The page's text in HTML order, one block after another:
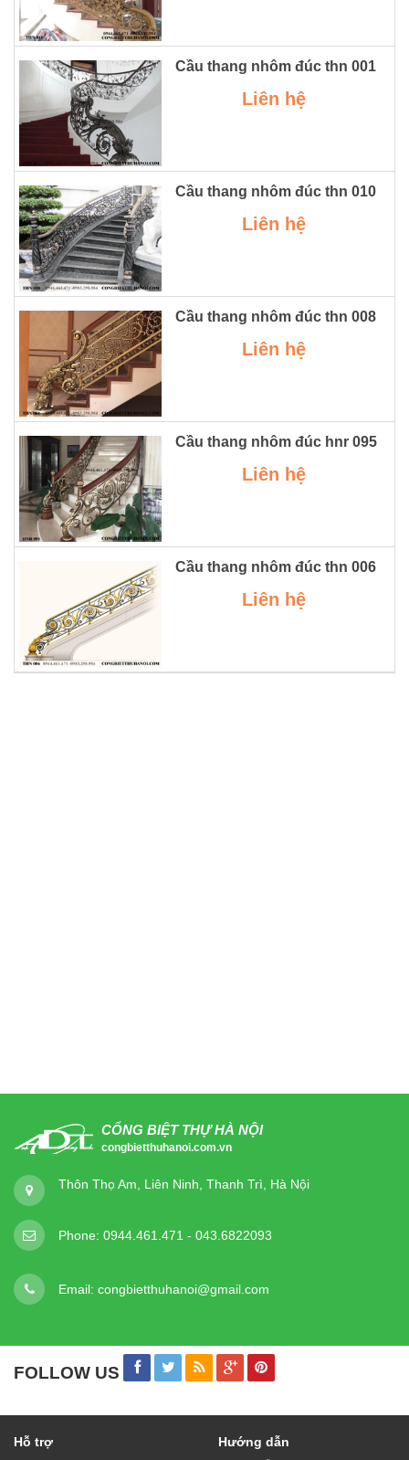
Cầu thang nhôm đúc thn 001
Liên hệ
Cầu thang nhôm đúc thn 010
Liên hệ
Cầu thang nhôm đúc thn 008
Liên hệ
Cầu thang nhôm đúc hnr 095
Liên hệ
Cầu thang nhôm đúc thn 006
Liên hệ
CỔNG BIỆT THỰ HÀ NỘI
congbietthuhanoi.com.vn
Thôn Thọ Am, Liên Ninh, Thanh Trì, Hà Nội
Phone: 0944.461.471 - 043.6822093
Email: congbietthuhanoi@gmail.com
FOLLOW US
Hỗ trợ Hướng dẫn